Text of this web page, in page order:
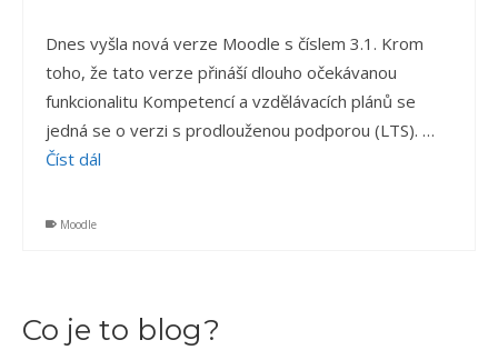
Dnes vyšla nová verze Moodle s číslem 3.1. Krom
toho, že tato verze přináší dlouho očekávanou
funkcionalitu Kompetencí a vzdělávacích plánů se
jedná se o verzi s prodlouženou podporou (LTS). …
Číst dál
Moodle
Co je to blog?